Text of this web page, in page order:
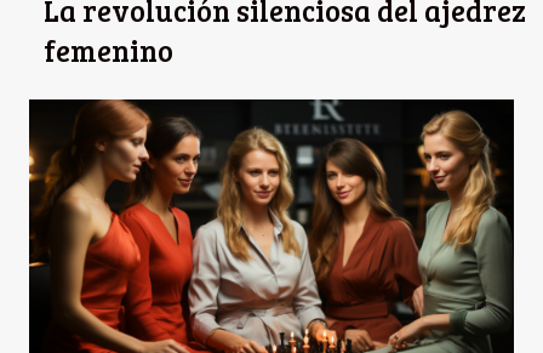
La revolución silenciosa del ajedrez
femenino